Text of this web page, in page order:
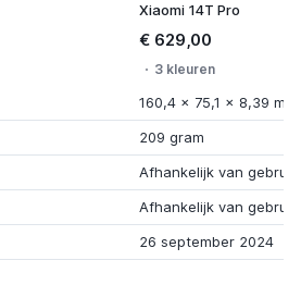
Xiaomi 14T Pro
€ 629,00
3 kleuren
160,4 x 75,1 x 8,39 mm
209 gram
Afhankelijk van gebruik
Afhankelijk van gebruik
26 september 2024